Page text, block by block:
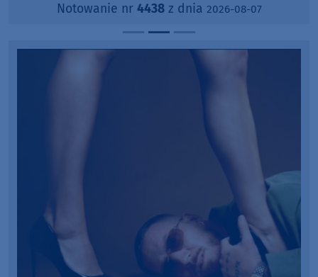
Notowanie nr 4438z dnia 2026-08-07